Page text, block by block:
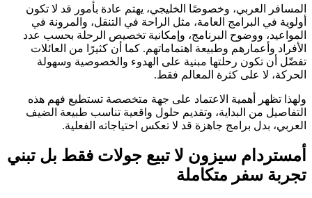
المسافر العربي، وخصوصًا الخليجي، يهتم عادة بأمور قد لا تكون
أولوية في البرامج العامة، مثل الراحة في التنقل، والمرونة في
المواعيد، ووضوح البرنامج، وإمكانية تخصيص الرحلة بحسب عدد
الأفراد وأعمارهم وطبيعة اهتماماتهم. كما أن كثيرًا من العائلات
تفضّل أن تكون رحلتها مبنية على الهدوء والخصوصية وسهولة
الحركة، لا على كثرة المعالم فقط.
ولهذا تظهر أهمية الاعتماد على جهة متخصصة تستطيع فهم هذه
التفاصيل من البداية، وتقديم حلول واقعية تناسب طبيعة الضيف
العربي، بدل برامج جاهزة قد لا تعكس احتياجاته الفعلية.
أمستردام سيزون لا تبيع جولات فقط بل تبني
تجربة سفر متكاملة